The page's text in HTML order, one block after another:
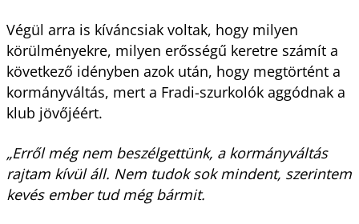
Végül arra is kíváncsiak voltak, hogy milyen
körülményekre, milyen erősségű keretre számít a
következő idényben azok után, hogy megtörtént a
kormányváltás, mert a Fradi-szurkolók aggódnak a
klub jövőjéért.
„Erről még nem beszélgettünk, a kormányváltás
rajtam kívül áll. Nem tudok sok mindent, szerintem
kevés ember tud még bármit.